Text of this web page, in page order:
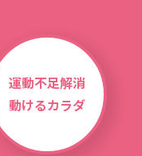
運動不足解消
動けるカラダ